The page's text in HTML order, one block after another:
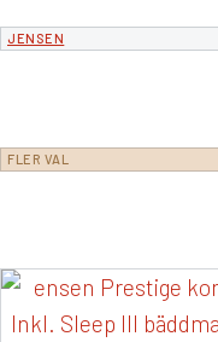
JENSEN
FLER VAL